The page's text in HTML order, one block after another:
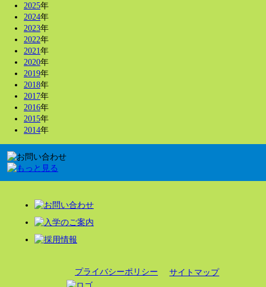
2025年
2024年
2023年
2022年
2021年
2020年
2019年
2018年
2017年
2016年
2015年
2014年
プライバシーポリシー サイトマップ